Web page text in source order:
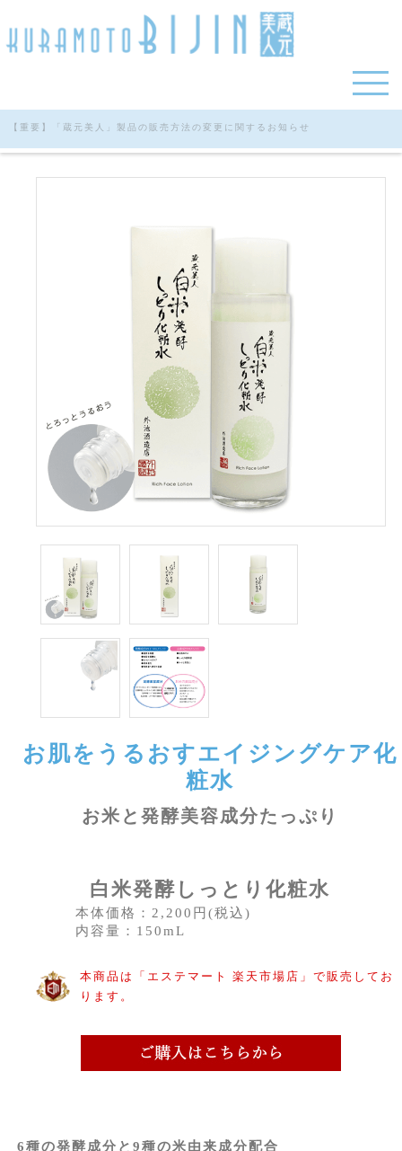
【重要】「蔵元美人」製品の販売方法の変更に関するお知らせ
お肌をうるおすエイジングケア化
粧水
お米と発酵美容成分たっぷり
白米発酵しっとり化粧水
本体価格：2,200円(税込)
内容量：150mL
本商品は「エステマート 楽天市場店」で販売してお
ります。
6種の発酵成分と9種の米由来成分配合